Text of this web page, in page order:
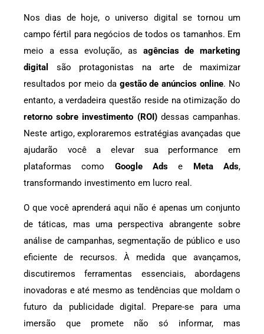
Nos dias de hoje, o universo digital se tornou um
campo fértil para negócios de todos os tamanhos. Em
meio a essa evolução, as agências de marketing
digital
são protagonistas na arte de maximizar
resultados por meio da gestão de anúncios online. No
entanto, a verdadeira questão reside na otimização do
retorno sobre investimento (ROI)dessas campanhas.
Neste artigo, exploraremos estratégias avançadas que
ajudarão você a elevar sua performance em
plataformas como Google Ads e Meta Ads,
transformando investimento em lucro real.
O que você aprenderá aqui não é apenas um conjunto
de táticas, mas uma perspectiva abrangente sobre
análise de campanhas, segmentação de público e uso
eficiente de recursos. À medida que avançamos,
discutiremos ferramentas essenciais, abordagens
inovadoras e até mesmo as tendências que moldam o
futuro da publicidade digital. Prepare-se para uma
imersão que promete não só informar, mas